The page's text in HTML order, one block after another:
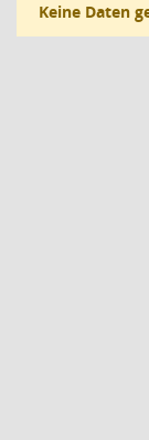
Keine Daten